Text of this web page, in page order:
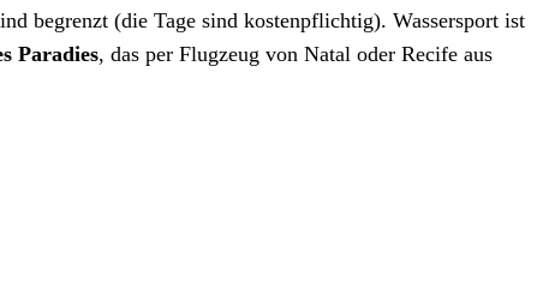
begrenzt (die Tage sind kostenpflichtig). Wassersport ist
Paradies, das per Flugzeug von Natal oder Recife aus